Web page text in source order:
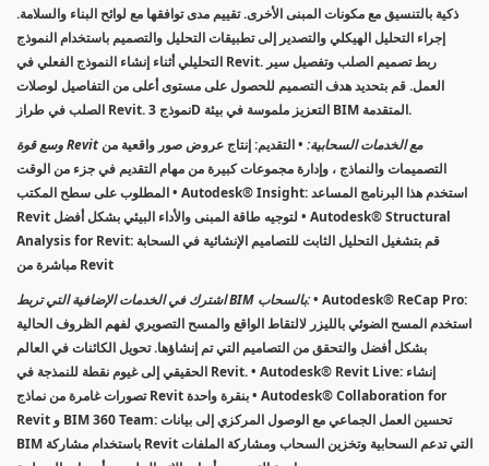
ذكية بالتنسيق مع مكونات المبنى الأخرى. تقييم مدى توافقها مع لوائح البناء والسلامة.
إجراء التحليل الهيكلي والتصدير إلى تطبيقات التحليل والتصميم باستخدام النموذج
التحليلي أثناء إنشاء النموذج الفعلي في Revit. ربط تصميم الصلب وتفصيل سير
العمل. قم بتحديد هدف التصميم للحصول على مستوى أعلى من التفاصيل لوصلات
الصلب في طراز Revit. نموذج 3D التعزيز ملموسة في بيئة BIM المتقدمة.
وسع قوة Revit مع الخدمات السحابية: • التقديم: إنتاج عروض صور واقعية من
التصميمات والنماذج ، وإدارة مجموعات كبيرة من مهام التقديم في جزء من الوقت
المطلوب على سطح المكتب • Autodesk® Insight: استخدم هذا البرنامج المساعد
Revit لتوجيه طاقة المبنى والأداء البيئي بشكل أفضل • Autodesk® Structural
Analysis for Revit: قم بتشغيل التحليل الثابت للتصاميم الإنشائية في السحابة
مباشرة من Revit
اشترك في الخدمات الإضافية التي تربط BIM بالسحاب:• Autodesk® ReCap Pro:
استخدم المسح الضوئي بالليزر لالتقاط الواقع والمسح التصويري لفهم الظروف الحالية
بشكل أفضل والتحقق من التصاميم التي تم إنشاؤها. تحويل الكائنات في العالم
الحقيقي إلى غيوم نقطة للنمذجة في Revit. • Autodesk® Revit Live: إنشاء
تصورات غامرة من نماذج Revit بنقرة واحدة • Autodesk® Collaboration for
Revit و BIM 360 Team: تحسين العمل الجماعي مع الوصول المركزي إلى بيانات
BIM باستخدام مشاركة Revit التي تدعم السحابية وتخزين السحاب ومشاركة الملفات